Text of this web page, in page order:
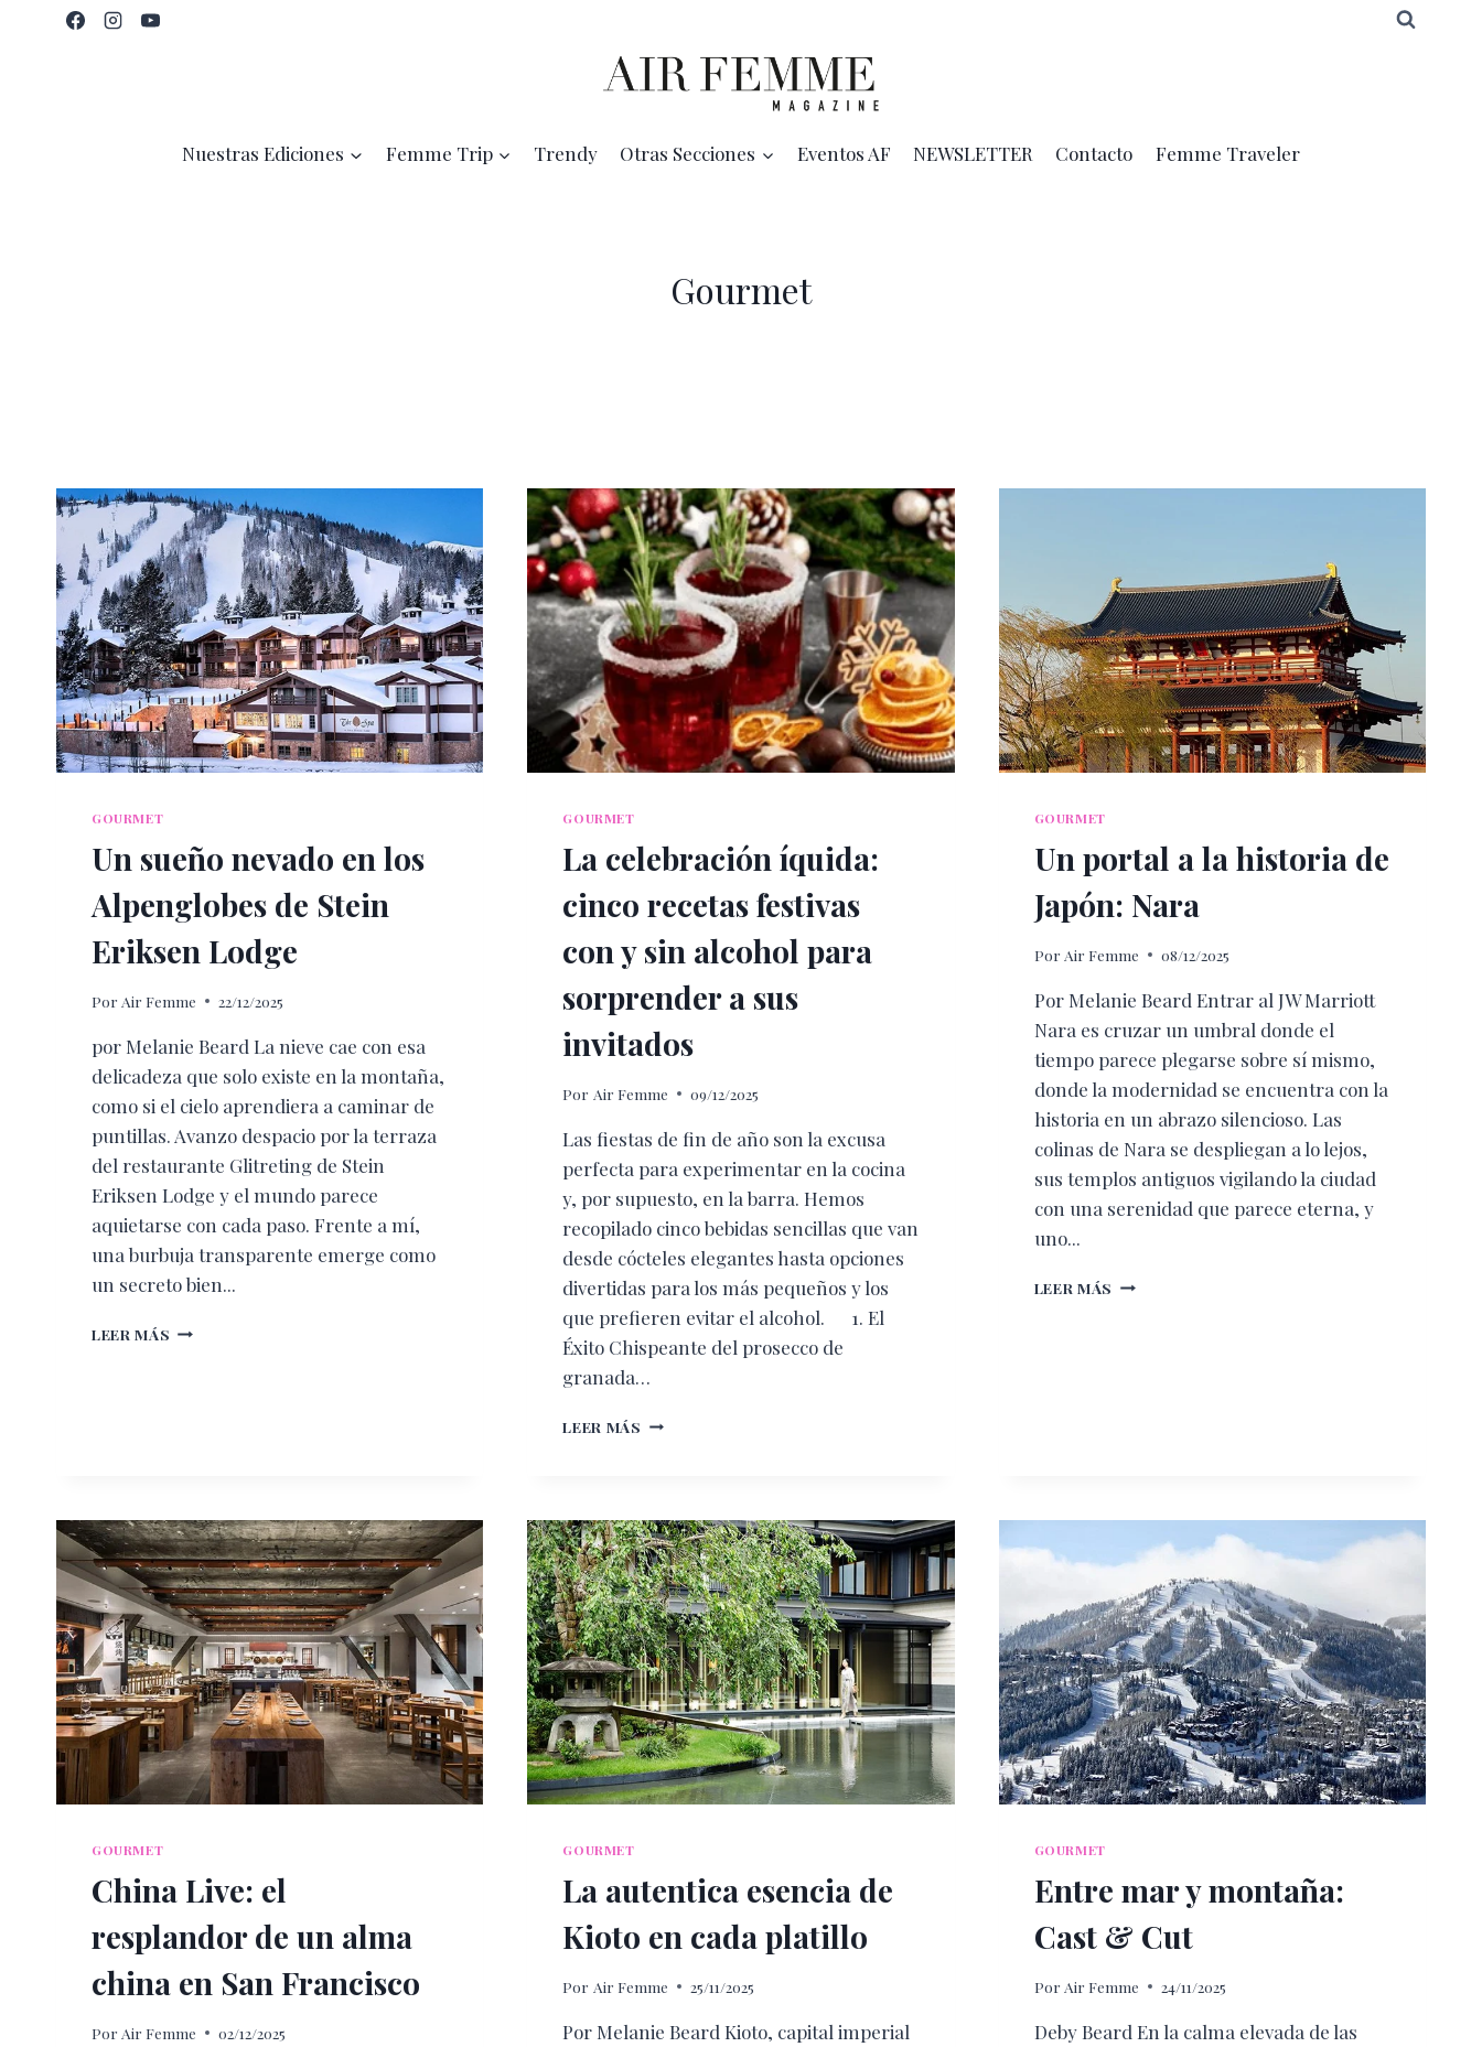
Nuestras Ediciones Femme Trip Trendy Otras Secciones Eventos AF NEWSLETTER Contacto Femme Traveler
Gourmet
GOURMET
Un sueño nevado en los
Alpenglobes de Stein
Eriksen Lodge
Por Air Femme 22/12/2025
por Melanie Beard La nieve cae con esa
delicadeza que solo existe en la montaña,
como si el cielo aprendiera a caminar de
puntillas. Avanzo despacio por la terraza
del restaurante Glitreting de Stein
Eriksen Lodge y el mundo parece
aquietarse con cada paso. Frente a mí,
una burbuja transparente emerge como
un secreto bien...
LEER MÁS UN
LODGE
GOURMET
La celebración íquida:
cinco recetas festivas
con y sin alcohol para
sorprender a sus
invitados
Por Air Femme 09/12/2025
Las fiestas de fin de año son la excusa
perfecta para experimentar en la cocina
y, por supuesto, en la barra. Hemos
recopilado cinco bebidas sencillas que van
desde cócteles elegantes hasta opciones
divertidas para los más pequeños y los
que prefieren evitar el alcohol. 1. El
Éxito Chispeante del prosecco de
granada…
LEER MÁS LA
FESTIVAS
CON
Y
SIN
ALCOHOL
PARA
SORPRENDER
A
SUS
INVITADOS
GOURMET
Un portal a la historia de
Japón: Nara
Por Air Femme 08/12/2025
Por Melanie Beard Entrar al JW Marriott
Nara es cruzar un umbral donde el
tiempo parece plegarse sobre sí mismo,
donde la modernidad se encuentra con la
historia en un abrazo silencioso. Las
colinas de Nara se despliegan a lo lejos,
sus templos antiguos vigilando la ciudad
con una serenidad que parece eterna, y
uno...
LEER MÁS UN
GOURMET
China Live: el
resplandor de un alma
china en San Francisco
Por Air Femme 02/12/2025
GOURMET
La autentica esencia de
Kioto en cada platillo
Por Air Femme 25/11/2025
Por Melanie Beard Kioto, capital imperial
GOURMET
Entre mar y montaña:
Cast & Cut
Por Air Femme 24/11/2025
Deby Beard En la calma elevada de las